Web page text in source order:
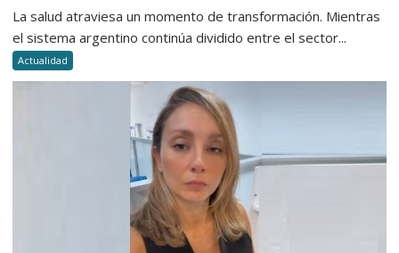
La salud atraviesa un momento de transformación. Mientras
el sistema argentino continúa dividido entre el sector...
Actualidad